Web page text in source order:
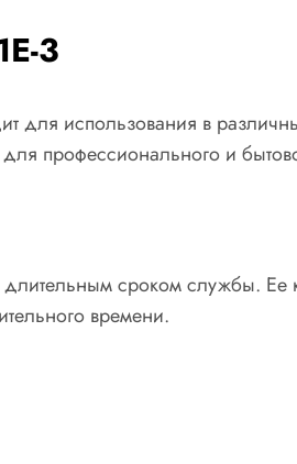
3
использования в
профессионального и
сроком службы. Ее
времени.